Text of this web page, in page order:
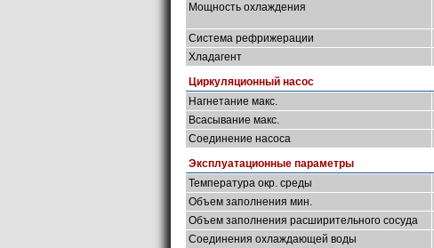
Мощность охлаждения
Система рефрижерации
Хладагент
Циркуляционный насос
Нагнетание макс.
Всасывание макс.
Соединение насоса
Эксплуатационные параметры
Температура окр. среды
Объем заполнения мин.
Объем заполнения расширительного сосуда
Соединения охлаждающей воды